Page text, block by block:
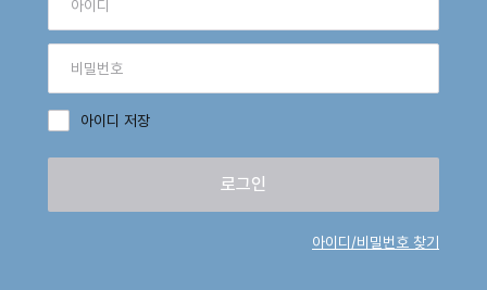
아이디 저장
로그인
아이디/비밀번호 찾기